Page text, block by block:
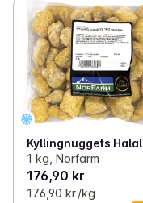
Kyllingnuggets Halal
1 kg, Norfarm
176,90 kr
176,90 kr /kg